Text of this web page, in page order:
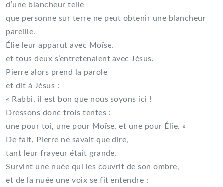
d’une blancheur telle
que personne sur terre ne peut obtenir une blancheur
pareille.
Élie leur apparut avec Moïse,
et tous deux s’entretenaient avec Jésus.
Pierre alors prend la parole
et dit à Jésus :
« Rabbi, il est bon que nous soyons ici !
Dressons donc trois tentes :
une pour toi, une pour Moïse, et une pour Élie. »
De fait, Pierre ne savait que dire,
tant leur frayeur était grande.
Survint une nuée qui les couvrit de son ombre,
et de la nuée une voix se fit entendre :